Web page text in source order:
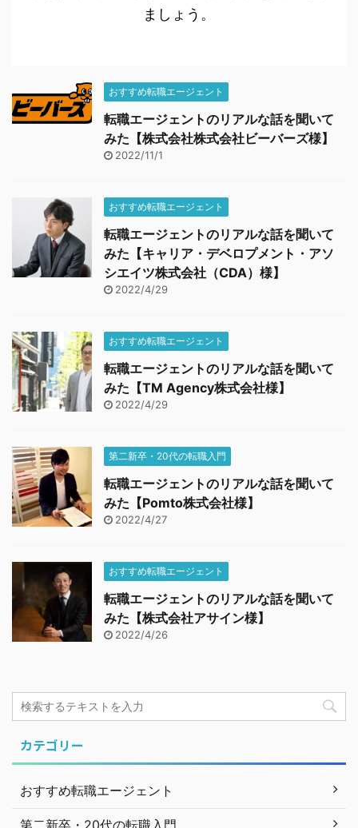
ましょう。
おすすめ転職エージェント
転職エージェントのリアルな話を聞いて
みた【株式会社株式会社ビーバーズ様】
2022/11/1
おすすめ転職エージェント
転職エージェントのリアルな話を聞いて
みた【キャリア・デベロプメント・アソ
シエイツ株式会社（CDA）様】
2022/4/29
おすすめ転職エージェント
転職エージェントのリアルな話を聞いて
みた【TM Agency株式会社様】
2022/4/29
第二新卒・20代の転職入門
転職エージェントのリアルな話を聞いて
みた【Pomto株式会社様】
2022/4/27
おすすめ転職エージェント
転職エージェントのリアルな話を聞いて
みた【株式会社アサイン様】
2022/4/26
カテゴリー
おすすめ転職エージェント